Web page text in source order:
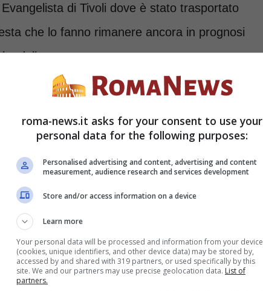
di Tivoli dove è stato trasportato
che lo fanno rimanere ancora in prognosi
delicata.
polemica continua
tra un’automobile e un monopattino
all’utilizzo di questi ultimi come
il Governo lavora alla ricerca di una
infrastrutture Matteo Salvini ha specificato
che sono le regole del Codice della
saranno obbligati a stipulare
e casco obbligatori proprio per evitare
roma-news.it asks for your consent to use your
personal data for the following purposes:
Personalised advertising and content, advertising and content
measurement, audience research and services development
Store and/or access information on a device
Learn more
Your personal data will be processed and information from your device
(cookies, unique identifiers, and other device data) may be stored by,
accessed by and shared with 319 partners, or used specifically by this
site. We and our partners may use precise geolocation data. List of
partners.